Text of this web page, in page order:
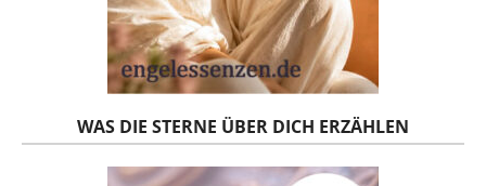
WAS DIE STERNE ÜBER DICH ERZÄHLEN